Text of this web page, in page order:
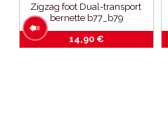
Zigzag foot Dual-transport
bernette b77_b79
14,90 €